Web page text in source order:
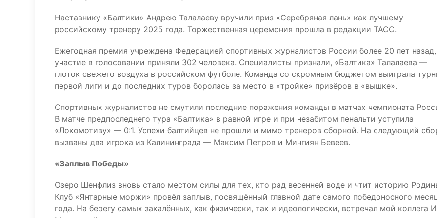
Наставнику «Балтики» Андрею Талалаеву вручили приз «Серебряная лань» как лучшему
российскому тренеру 2025 года. Торжественная церемония прошла в редакции ТАСС.
Ежегодная премия учреждена Федерацией спортивных журналистов России более 20 лет назад,
участие в голосовании приняли 302 человека. Специалисты признали, «Балтика» Талалаева —
глоток свежего воздуха в российском футболе. Команда со скромным бюджетом выиграла
первой лиги и до последних туров боролась за место в «тройке» призёров в «вышке».
Спортивных журналистов не смутили последние поражения команды в матчах чемпионата
В матче предпоследнего тура «Балтика» в равной игре и при незабитом пенальти уступила
«Локомотиву» — 0:1. Успехи балтийцев не прошли и мимо тренеров сборной. На следующий
вызваны два игрока из Калининграда — Максим Петров и Мингиян Бевеев.
«Заплыв Победы»
Озеро Шенфлиз вновь стало местом силы для тех, кто рад весенней воде и чтит историю
Клуб «Янтарные моржи» провёл заплыв, посвящённый главной дате самого победоносного
года. На берегу самых закалённых, как физически, так и идеологически, встречал мой коллега